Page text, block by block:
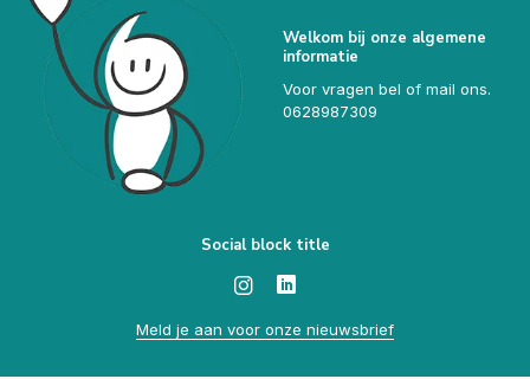
Welkom bij onze algemene
informatie
Voor vragen bel of mail ons.
0628987309
Social block title
Meld je aan voor onze nieuwsbrief